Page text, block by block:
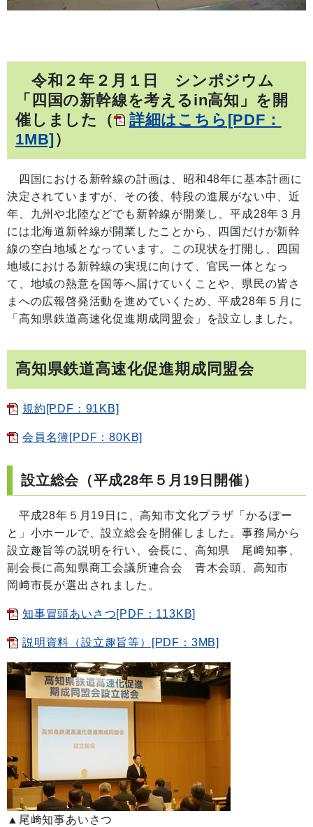
令和２年２月１日 シンポジウム
「四国の新幹線を考えるin高知」を開
催しました
（
詳細はこちら[PDF：
1MB] ）
四国における新幹線の計画は、昭和48年に基本計画に
決定されていますが、その後、特段の進展がない中、近
年、九州や北陸などでも新幹線が開業し、平成28年３月
には北海道新幹線が開業したことから、四国だけが新幹
線の空白地域となっています。この現状を打開し、四国
地域における新幹線の実現に向けて、官民一体となっ
て、地域の熱意を国等へ届けていくことや、県民の皆さ
まへの広報啓発活動を進めていくため、平成28年５月に
「高知県鉄道高速化促進期成同盟会」を設立しました。
高知県鉄道高速化促進期成同盟会
規約[PDF：91KB]
会員名簿[PDF：80KB]
設立総会（平成28年５月19日開催）
平成28年５月19日に、高知市文化プラザ「かるぽー
と」小ホールで、設立総会を開催しました。事務局から
設立趣旨等の説明を行い、会長に、高知県 尾﨑知事、
副会長に高知県商工会議所連合会 青木会頭、高知市
岡﨑市長が選出されました。
知事冒頭あいさつ[PDF：113KB]
説明資料（設立趣旨等）[PDF：3MB]
▲尾﨑知事あいさつ